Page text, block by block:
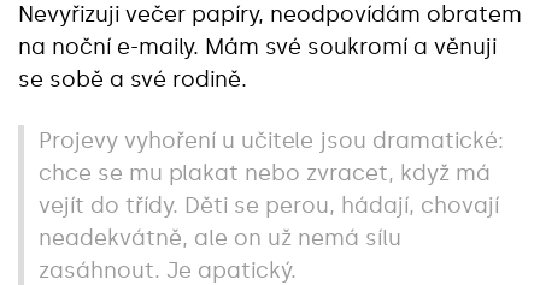
Nevyřizuji večer papíry, neodpovídám obratem
na noční e-maily. Mám své soukromí a věnuji
se sobě a své rodině.
Projevy vyhoření u učitele jsou dramatické:
chce se mu plakat nebo zvracet, když má
vejít do třídy. Děti se perou, hádají, chovají
neadekvátně, ale on už nemá sílu
zasáhnout. Je apatický.